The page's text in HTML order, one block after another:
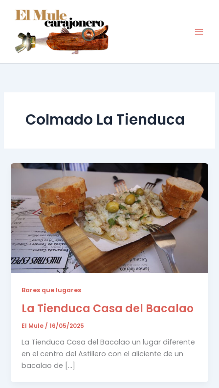
Colmado La Tienduca
Bares que lugares
La Tienduca Casa del Bacalao
El Mule /16/05/2025
La Tienduca Casa del Bacalao un lugar diferente
en el centro del Astillero con el aliciente de un
bacalao de […]